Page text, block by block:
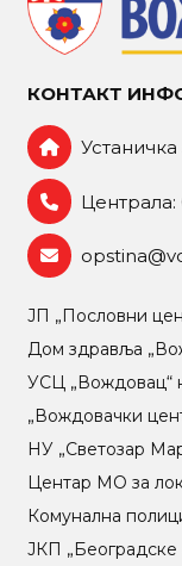
КОНТАКТ
Устаничка
Централа:
ЈП „Пословни
Дом здравља
УСЦ „Вождовац“
„Вождовачки
НУ „Светозар
Центар МO за
Комунална
ЈКП „Београдске